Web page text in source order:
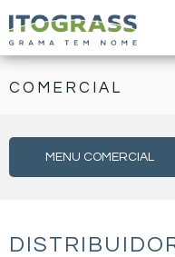
COMERCIAL
MENU COMERCIAL